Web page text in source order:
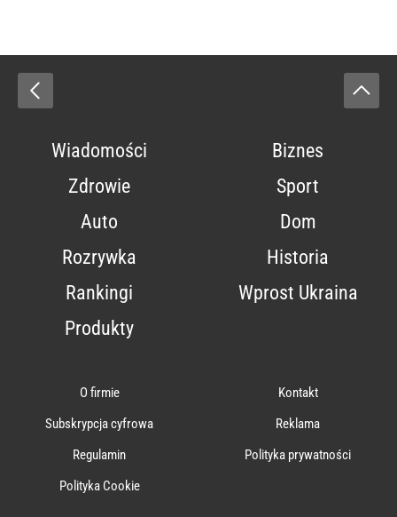
Wiadomości
Biznes
Zdrowie
Sport
Auto
Dom
Rozrywka
Historia
Rankingi
Wprost Ukraina
Produkty
O firmie
Kontakt
Subskrypcja cyfrowa
Reklama
Regulamin
Polityka prywatności
Polityka Cookie